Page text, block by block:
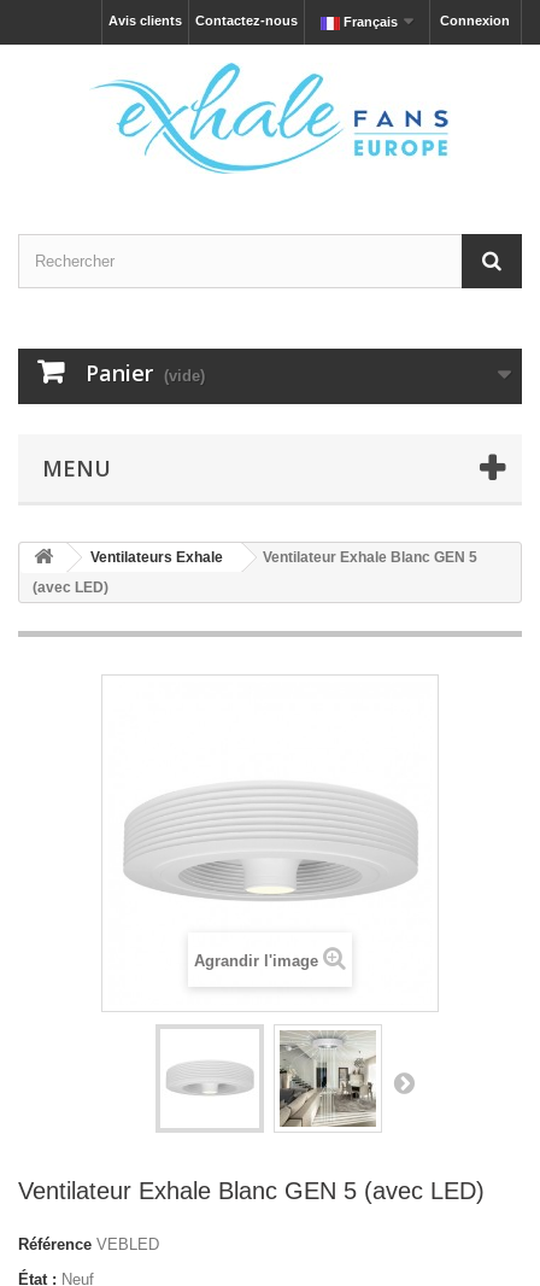
Connexion
Français
Contactez-nous
Avis clients
Panier (vide)
MENU
Ventilateurs Exhale
Ventilateur Exhale Blanc GEN 5
(avec LED)
Agrandir l'image
Ventilateur Exhale Blanc GEN 5 (avec LED)
Référence VEBLED
État : Neuf